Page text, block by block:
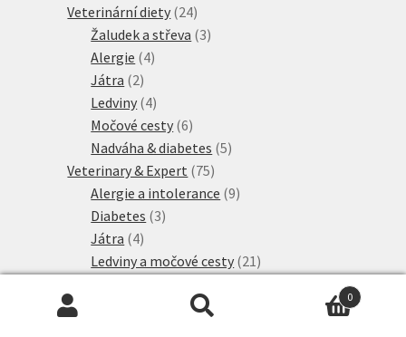
produktů
Veterinární diety 2424
produktů
Žaludek a střeva 33
Alergie 44
Játra 22
produkty
Ledviny 44
produkty
Močové cesty 66
produktů
Nadváha & diabetes 55
Veterinary & Expert 7575
produktů
Alergie a intolerance 99
Diabetes 33
Játra 44
produkty
Ledviny a močové cesty 21 21
produktů
0